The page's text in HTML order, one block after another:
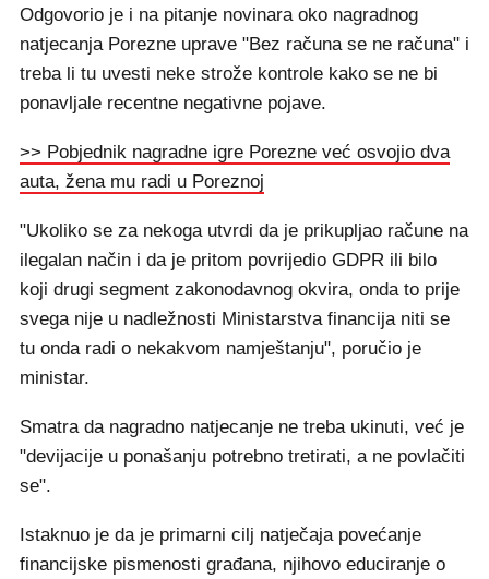
Odgovorio je i na pitanje novinara oko nagradnog
natjecanja Porezne uprave "Bez računa se ne računa" i
treba li tu uvesti neke strože kontrole kako se ne bi
ponavljale recentne negativne pojave.
>> Pobjednik nagradne igre Porezne već osvojio dva
auta, žena mu radi u Poreznoj
"Ukoliko se za nekoga utvrdi da je prikupljao račune na
ilegalan način i da je pritom povrijedio GDPR ili bilo
koji drugi segment zakonodavnog okvira, onda to prije
svega nije u nadležnosti Ministarstva financija niti se
tu onda radi o nekakvom namještanju", poručio je
ministar.
Smatra da nagradno natjecanje ne treba ukinuti, već je
"devijacije u ponašanju potrebno tretirati, a ne povlačiti
se".
Istaknuo je da je primarni cilj natječaja povećanje
financijske pismenosti građana, njihovo educiranje o